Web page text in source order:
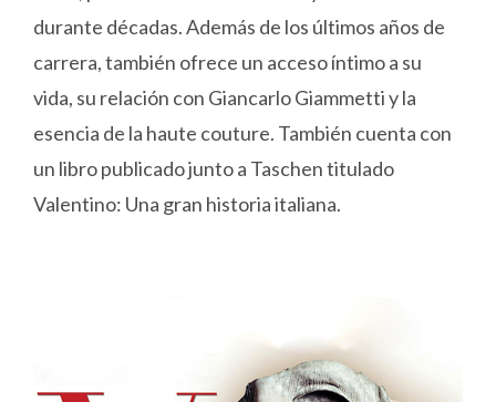
durante décadas. Además de los últimos años de
carrera, también ofrece un acceso íntimo a su
vida, su relación con Giancarlo Giammetti y la
esencia de la haute couture. También cuenta con
un libro publicado junto a Taschen titulado
Valentino: Una gran historia italiana.